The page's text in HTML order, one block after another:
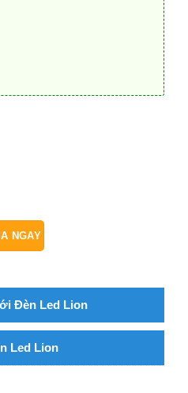
1 Khoang 80W/150W/300W số
NGAY
Đèn Led Lion
Led Lion